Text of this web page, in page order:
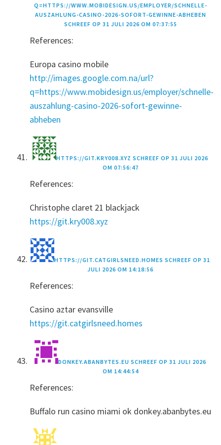
Q=HTTPS://WWW.MOBIDESIGN.US/EMPLOYER/SCHNELLE-
AUSZAHLUNG-CASINO-2026-SOFORT-GEWINNE-ABHEBEN
SCHREEF OP 31 JULI 2026 OM 07:37:55
References:
Europa casino mobile
http://images.google.com.na/url?
q=https://www.mobidesign.us/employer/schnelle-
auszahlung-casino-2026-sofort-gewinne-
abheben
HTTPS://GIT.KRY008.XYZ SCHREEF OP 31 JULI 2026
OM 07:56:47
References:
Christophe claret 21 blackjack
https://git.kry008.xyz
HTTPS://GIT.CATGIRLSNEED.HOMES SCHREEF OP 31
JULI 2026 OM 14:18:56
References:
Casino aztar evansville
https://git.catgirlsneed.homes
DONKEY.ABANBYTES.EU SCHREEF OP 31 JULI 2026
OM 14:44:54
References:
Buffalo run casino miami ok donkey.abanbytes.eu